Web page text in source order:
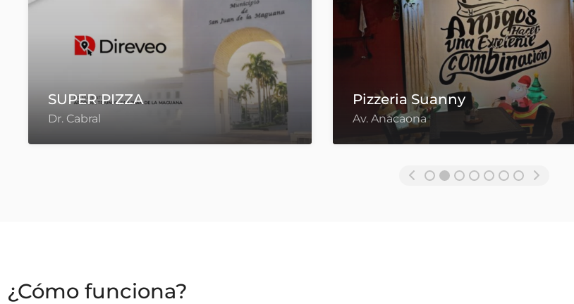
Pizzeria Suanny
Av. Anacaona D’ Leonel
¿Cómo funciona?